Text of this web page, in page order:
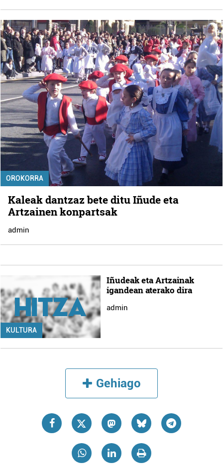
OROKORRA
Kaleak dantzaz bete ditu Iñude eta
Artzainen konpartsak
admin
KULTURA
Iñudeak eta Artzainak
igandean aterako dira
admin
Gehiago